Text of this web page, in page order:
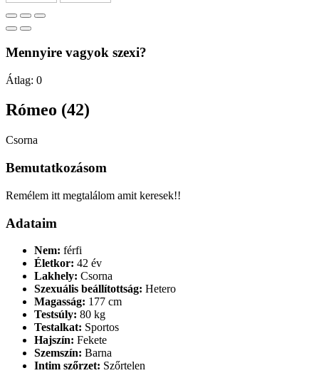
Mennyire vagyok szexi?
Átlag: 0
Rómeo (42)
Csorna
Bemutatkozásom
Remélem itt megtalálom amit keresek!!
Adataim
Nem: férfi
Életkor: 42 év
Lakhely: Csorna
Szexuális beállítottság: Hetero
Magasság: 177 cm
Testsúly: 80 kg
Testalkat: Sportos
Hajszín: Fekete
Szemszín: Barna
Intim szőrzet: Szőrtelen